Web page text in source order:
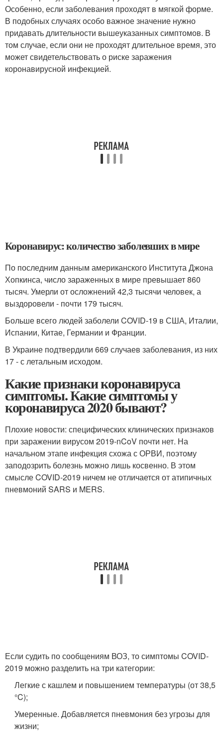
Особенно, если заболевания проходят в мягкой форме.
В подобных случаях особо важное значение нужно
придавать длительности вышеуказанных симптомов. В
том случае, если они не проходят длительное время, это
может свидетельствовать о риске заражения
коронавирусной инфекцией.
Коронавирус: количество заболевших в мире
По последним данным американского Института Джона
Хопкинса, число зараженных в мире превышает 860
тысяч. Умерли от осложнений 42,3 тысячи человек, а
выздоровели - почти 179 тысяч.
Больше всего людей заболели COVID-19 в США, Италии,
Испании, Китае, Германии и Франции.
В Украине подтвердили 669 случаев заболевания, из них
17 - с летальным исходом.
Какие признаки коронавируса
симптомы. Какие симптомы у
коронавируса 2020 бывают?
Плохие новости: специфических клинических признаков
при заражении вирусом 2019-nCoV почти нет. На
начальном этапе инфекция схожа с ОРВИ, поэтому
заподозрить болезнь можно лишь косвенно. В этом
смысле COVID-2019 ничем не отличается от атипичных
пневмоний SARS и MERS.
Если судить по сообщениям ВОЗ, то симптомы COVID-
2019 можно разделить на три категории:
Легкие с кашлем и повышением температуры (от 38,5
°C);
Умеренные. Добавляется пневмония без угрозы для
жизни;